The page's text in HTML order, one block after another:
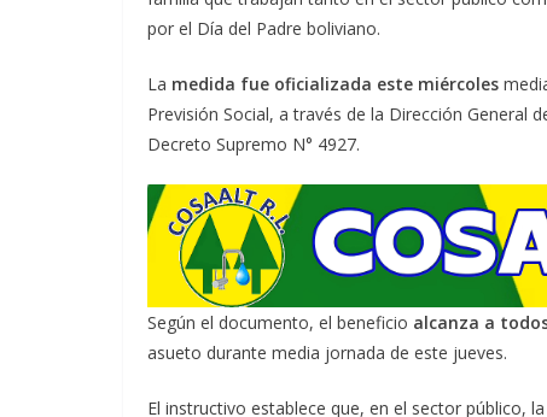
por el Día del Padre boliviano.
La medida fue oficializada este miércoles
Previsión Social, a través de la Dirección General
Decreto Supremo N° 4927.
Según el documento, el beneficio alcanza a
asueto durante media jornada de este jueves.
El instructivo establece que, en el sector público, la